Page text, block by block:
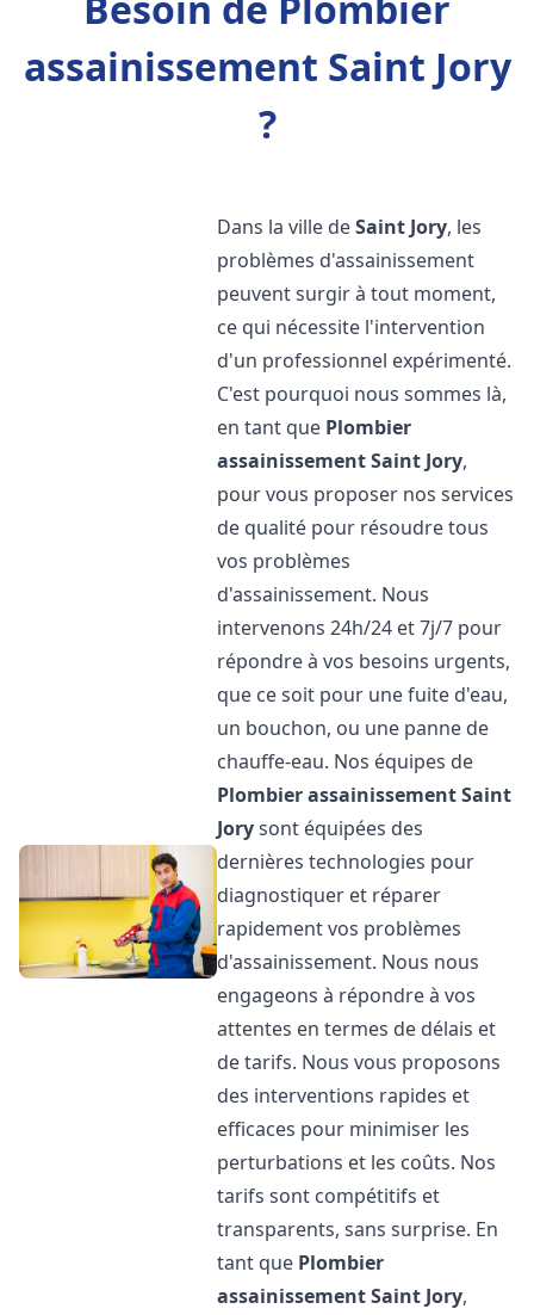
assainissement Saint Jory
?
Dans la ville deSaint Jory, les
problèmes d'assainissement
peuvent surgir à tout moment,
ce qui nécessite l'intervention
d'un professionnel expérimenté.
C'est pourquoi nous sommes là,
en tant que Plombier
assainissementSaint Jory,
pour vous proposer nos services
de qualité pour résoudre tous
vos problèmes
d'assainissement. Nous
intervenons 24h/24 et 7j/7 pour
répondre à vos besoins urgents,
que ce soit pour une fuite d'eau,
un bouchon, ou une panne de
chauffe-eau. Nos équipes de
Plombier assainissementSaint
Jorysont équipées des
dernières technologies pour
diagnostiquer et réparer
rapidement vos problèmes
d'assainissement. Nous nous
engageons à répondre à vos
attentes en termes de délais et
de tarifs. Nous vous proposons
des interventions rapides et
efficaces pour minimiser les
perturbations et les coûts. Nos
tarifs sont compétitifs et
transparents, sans surprise. En
tant que Plombier
assainissementSaint Jory,